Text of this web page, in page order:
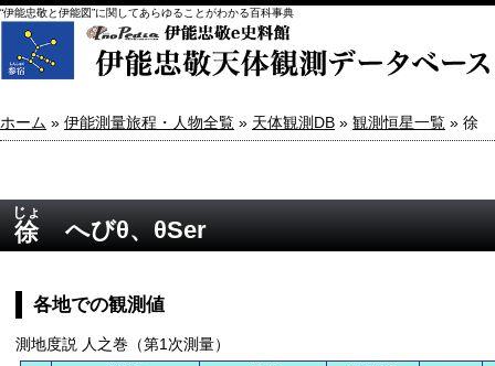
“伊能忠敬と伊能図”に関してあらゆることがわかる百科事典
ホーム » 伊能測量旅程・人物全覧 » 天体観測DB » 観測恒星一覧 » 徐
徐
じょ
へびθ、θSer
各地での観測値
測地度説 人之巻（第1次測量）